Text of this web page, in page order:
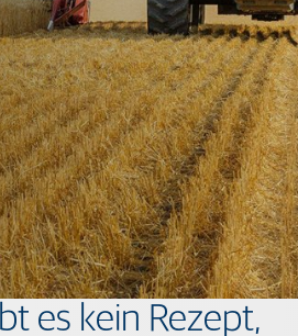
Pflanzung
für die Landwirtschaft
Hersteller
es kein Rezept,